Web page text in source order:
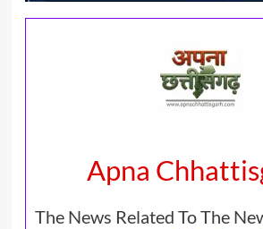
Apna
The News Related To The